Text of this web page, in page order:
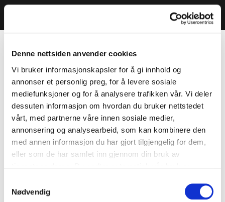
Denne nettsiden anvender cookies
Vi bruker informasjonskapsler for å gi innhold og
annonser et personlig preg, for å levere sosiale
mediefunksjoner og for å analysere trafikken vår. Vi deler
dessuten informasjon om hvordan du bruker nettstedet
vårt, med partnerne våre innen sosiale medier,
annonsering og analysearbeid, som kan kombinere den
med annen informasjon du har gjort tilgjengelig for dem,
eller som de har samlet inn gjennom din bruk av
Nødvendig